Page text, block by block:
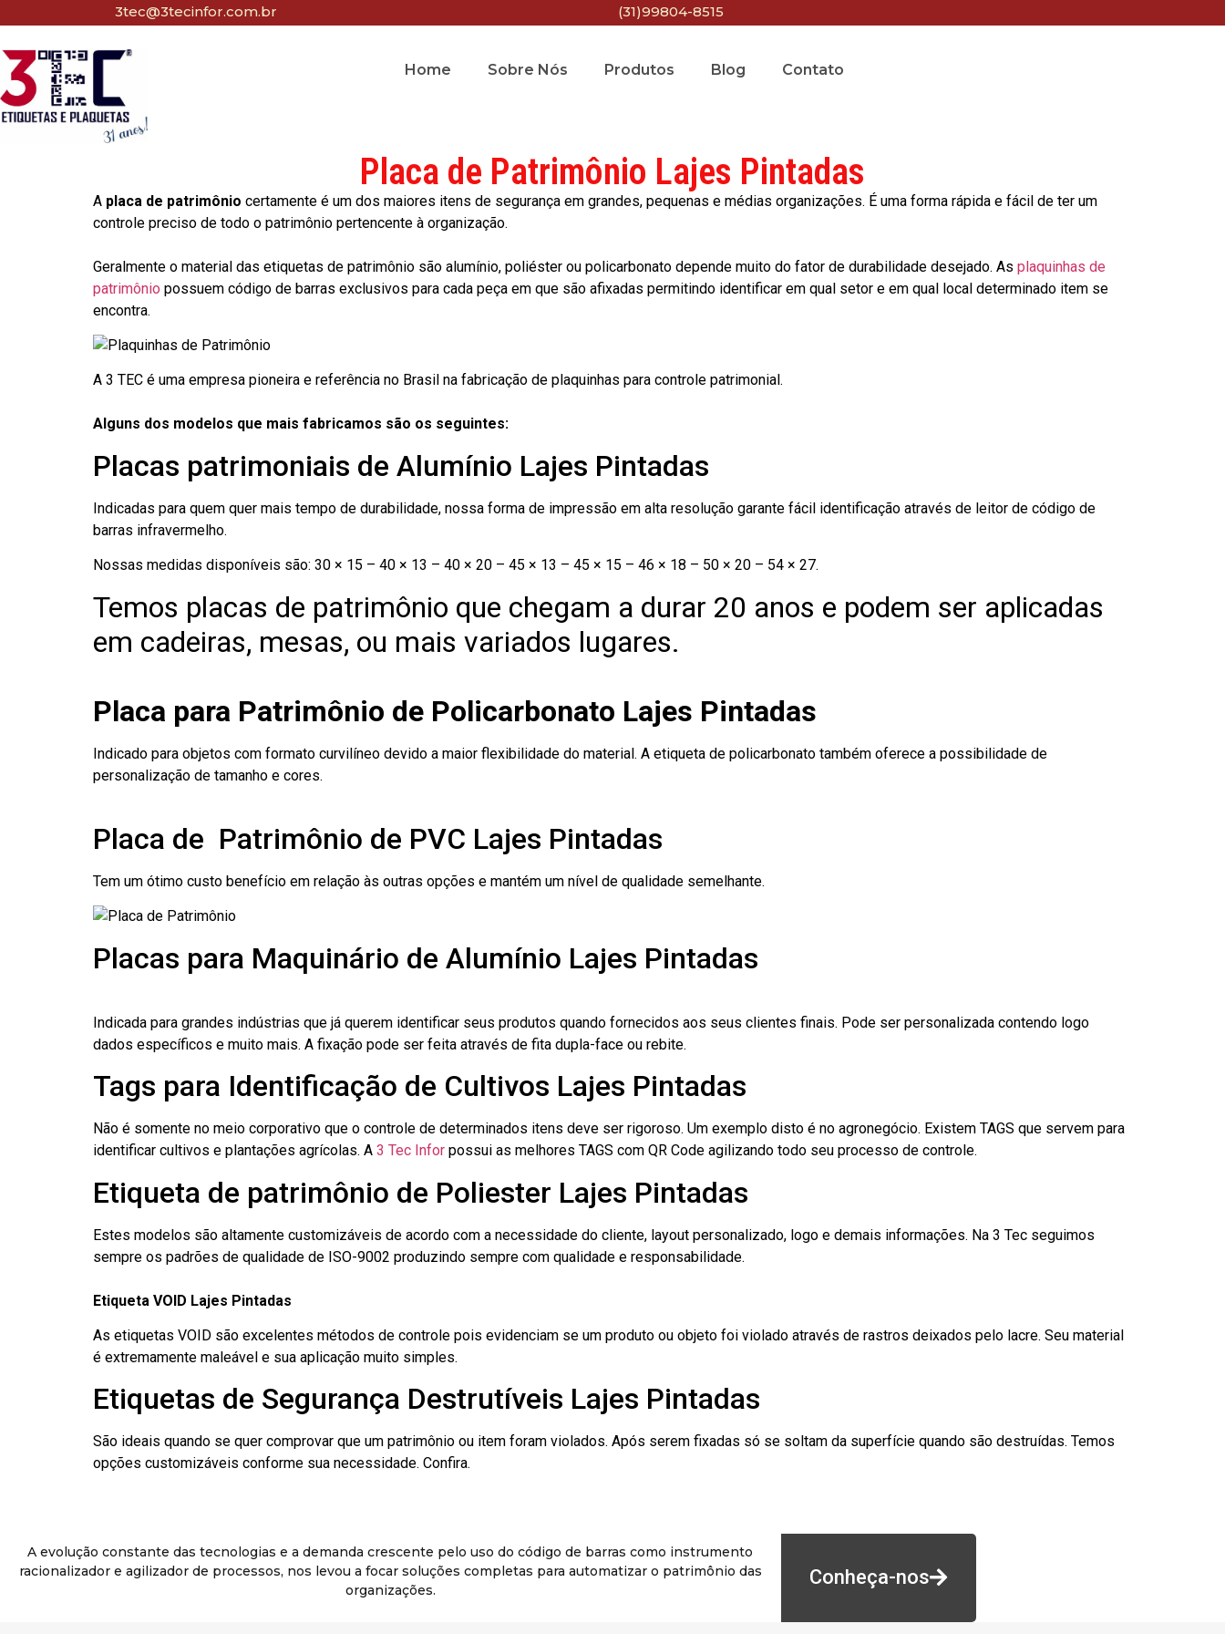
3tec@3tecinfor.com.br (31)99804-8515
Home Sobre Nós Produtos Blog Contato
Placa de Patrimônio Lajes Pintadas
A placa de patrimônio certamente é um dos maiores itens de segurança em grandes, pequenas e médias organizações. É uma forma rápida e fácil de ter um
controle preciso de todo o patrimônio pertencente à organização.
Geralmente o material das etiquetas de patrimônio são alumínio, poliéster ou policarbonato depende muito do fator de durabilidade desejado. As plaquinhas de
patrimônio possuem código de barras exclusivos para cada peça em que são afixadas permitindo identificar em qual setor e em qual local determinado item se
encontra.
A 3 TEC é uma empresa pioneira e referência no Brasil na fabricação de plaquinhas para controle patrimonial.
Alguns dos modelos que mais fabricamos são os seguintes:
Placas patrimoniais de Alumínio Lajes Pintadas
Indicadas para quem quer mais tempo de durabilidade, nossa forma de impressão em alta resolução garante fácil identificação através de leitor de código de
barras infravermelho.
Nossas medidas disponíveis são: 30 × 15 – 40 × 13 – 40 × 20 – 45 × 13 – 45 × 15 – 46 × 18 – 50 × 20 – 54 × 27.
Temos placas de patrimônio que chegam a durar 20 anos e podem ser aplicadas
em cadeiras, mesas, ou mais variados lugares.
Placa para Patrimônio de Policarbonato Lajes Pintadas
Indicado para objetos com formato curvilíneo devido a maior flexibilidade do material. A etiqueta de policarbonato também oferece a possibilidade de
personalização de tamanho e cores.
Placa de Patrimônio de PVC Lajes Pintadas
Tem um ótimo custo benefício em relação às outras opções e mantém um nível de qualidade semelhante.
Placas para Maquinário de Alumínio Lajes Pintadas
Indicada para grandes indústrias que já querem identificar seus produtos quando fornecidos aos seus clientes finais. Pode ser personalizada contendo logo
dados específicos e muito mais. A fixação pode ser feita através de fita dupla-face ou rebite.
Tags para Identificação de Cultivos Lajes Pintadas
Não é somente no meio corporativo que o controle de determinados itens deve ser rigoroso. Um exemplo disto é no agronegócio. Existem TAGS que servem para
identificar cultivos e plantações agrícolas. A 3 Tec Infor possui as melhores TAGS com QR Code agilizando todo seu processo de controle.
Etiqueta de patrimônio de Poliester Lajes Pintadas
Estes modelos são altamente customizáveis de acordo com a necessidade do cliente, layout personalizado, logo e demais informações. Na 3 Tec seguimos
sempre os padrões de qualidade de ISO-9002 produzindo sempre com qualidade e responsabilidade.
Etiqueta VOID Lajes Pintadas
As etiquetas VOID são excelentes métodos de controle pois evidenciam se um produto ou objeto foi violado através de rastros deixados pelo lacre. Seu material
é extremamente maleável e sua aplicação muito simples.
Etiquetas de Segurança Destrutíveis Lajes Pintadas
São ideais quando se quer comprovar que um patrimônio ou item foram violados. Após serem fixadas só se soltam da superfície quando são destruídas. Temos
opções customizáveis conforme sua necessidade. Confira.
A evolução constante das tecnologias e a demanda crescente pelo uso do código de barras como instrumento
racionalizador e agilizador de processos, nos levou a focar soluções completas para automatizar o patrimônio das
organizações.
Conheça-nos